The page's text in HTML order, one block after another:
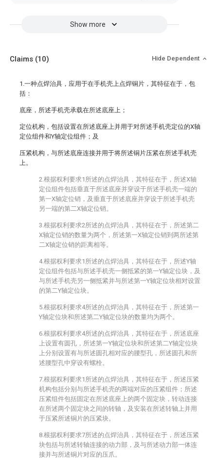
Show more
Claims (10) Hide Dependent
1.一种点焊治具，应用于在手机壳上点焊铜片，其特征在于，包
括：
底座，所述手机壳承载在所述底座上；
定位机构，包括设置在所述底座上并用于对所述手机壳定位的X轴
定位组件和Y轴定位组件；及
压紧机构，与所述底座连接并用于将所述铜片压紧在所述手机壳
上。
2.根据权利要求1所述的点焊治具，其特征在于，所述X轴
定位组件包括垂直于所述底座并穿设于所述手机壳一端的
第一X轴定位销，及垂直于所述底座并穿设于所述手机壳
另一端的第二X轴定位销。
3.根据权利要求2所述的点焊治具，其特征在于，所述第二
X轴定位销的数量为两个，所述第一X轴定位销到两所述第
二X轴定位销的距离相等。
4.根据权利要求1所述的点焊治具，其特征在于，所述Y轴
定位组件包括与所述手机壳一侧抵紧的第一Y轴定位块，及
与所述手机壳另一侧抵紧并与所述第一Y轴定位块相对设置
的第二Y轴定位块。
5.根据权利要求4所述的点焊治具，其特征在于，所述第一
Y轴定位块和所述第二Y轴定位块的数量均为两个。
6.根据权利要求4所述的点焊治具，其特征在于，所述底座
上设置有圆孔，所述第一Y轴定位块和所述第二Y轴定位块
上分别设置有与所述圆孔相对应的腰型孔，所述圆孔和所
述腰型孔中穿设有螺栓。
7.根据权利要求1所述的点焊治具，其特征在于，所述压紧
机构包括分别与所述手机壳的两端对应的压紧组件；所述
压紧组件包括固定在所述底座上的两个固定块，转动连接
在所述两个固定块之间的转轴，及安装在所述转轴上并用
于压紧所述铜片的压紧块。
8.根据权利要求7所述的点焊治具，其特征在于，所述压紧
块包括与所述转轴连接的动力部，及与所述动力部一体连
接并与所述铜片对应的压爪。